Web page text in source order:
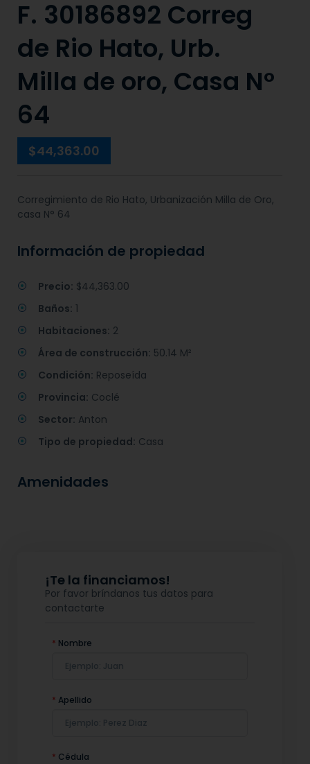
F. 30186892 Correg
de Rio Hato, Urb.
Milla de oro, Casa N°
64
$44,363.00
Corregimiento de Rio Hato, Urbanización Milla de Oro,
casa N° 64
Información de propiedad
Precio: $44,363.00
Baños: 1
Habitaciones: 2
Área de construcción: 50.14 M²
Condición: Reposeída
Provincia: Coclé
Sector: Anton
Tipo de propiedad: Casa
Amenidades
¡Te la financiamos!
Por favor bríndanos tus datos para
contactarte
* Nombre
* Apellido
* Cédula